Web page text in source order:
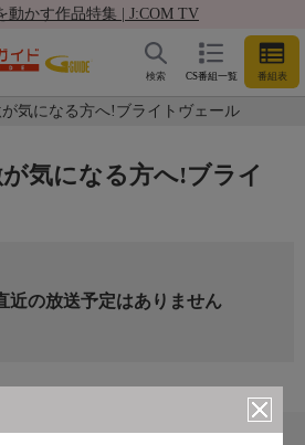
動かす作品特集 | J:COM TV
CS番組一覧 番組表
検索
気になる方へ!ブライトヴェール
気になる方へ!ブライ
近の放送予定はありません